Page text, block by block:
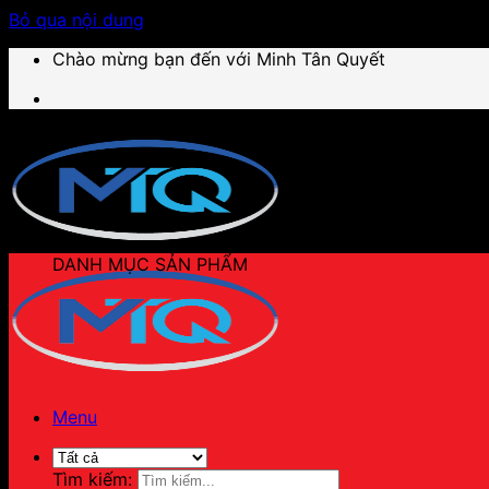
Bỏ qua nội dung
Chào mừng bạn đến với Minh Tân Quyết
Menu
Tìm kiếm:
DANH MỤC SẢN PHẨM